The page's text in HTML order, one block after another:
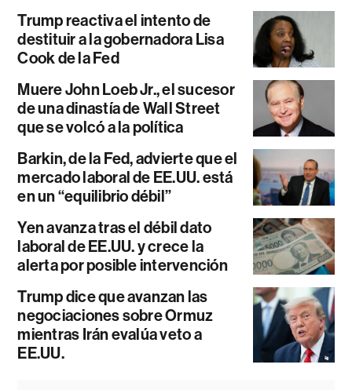
Trump reactiva el intento de
destituir a la gobernadora Lisa
Cook de la Fed
Muere John Loeb Jr., el sucesor
de una dinastía de Wall Street
que se volcó a la política
Barkin, de la Fed, advierte que el
mercado laboral de EE.UU. está
en un “equilibrio débil”
Yen avanza tras el débil dato
laboral de EE.UU. y crece la
alerta por posible intervención
Trump dice que avanzan las
negociaciones sobre Ormuz
mientras Irán evalúa veto a
EE.UU.